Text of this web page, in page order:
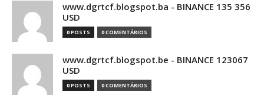
www.dgrtcf.blogspot.ba - BINANCE 135 356
USD
0 POSTS 0 COMENTÁRIOS
www.dgrtcf.blogspot.be - BINANCE 123067
USD
0 POSTS 0 COMENTÁRIOS